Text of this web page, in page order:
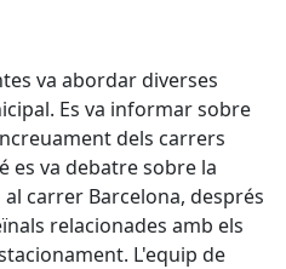
va abordar diverses
Es va informar sobre
dels carrers
es va debatre sobre la
carrer Barcelona, després
relacionades amb els
L'equip de